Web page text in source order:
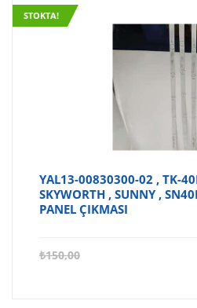
STOKTA!
YAL13-00830300-02 , TK-
SKYWORTH , SUNNY ,
PANEL ÇIKMASI
₺150,00